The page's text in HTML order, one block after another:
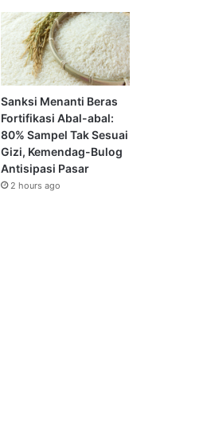
Sanksi Menanti Beras
Fortifikasi Abal-abal:
80% Sampel Tak Sesuai
Gizi, Kemendag-Bulog
Antisipasi Pasar
2 hours ago